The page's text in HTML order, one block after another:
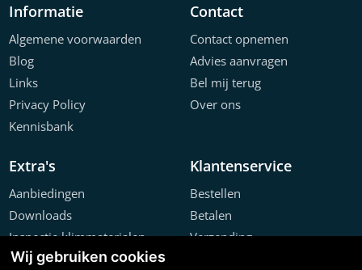
Informatie
Algemene voorwaarden
Blog
Links
Privacy Policy
Kennisbank
Contact
Contact opnemen
Advies aanvragen
Bel mij terug
Over ons
Extra's
Aanbiedingen
Downloads
Inspectie klimmaterialen
Offerte configurator
Klantenservice
Bestellen
Betalen
Verzending
Wij gebruiken cookies